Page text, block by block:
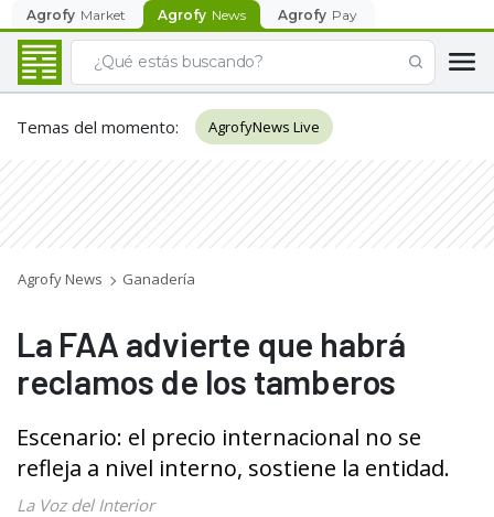
Agrofy Market Agrofy News Agrofy Pay
Temas del momento: AgrofyNews Live
Agrofy News Ganadería
La FAA advierte que habrá
reclamos de los tamberos
Escenario: el precio internacional no se
refleja a nivel interno, sostiene la entidad.
La Voz del Interior